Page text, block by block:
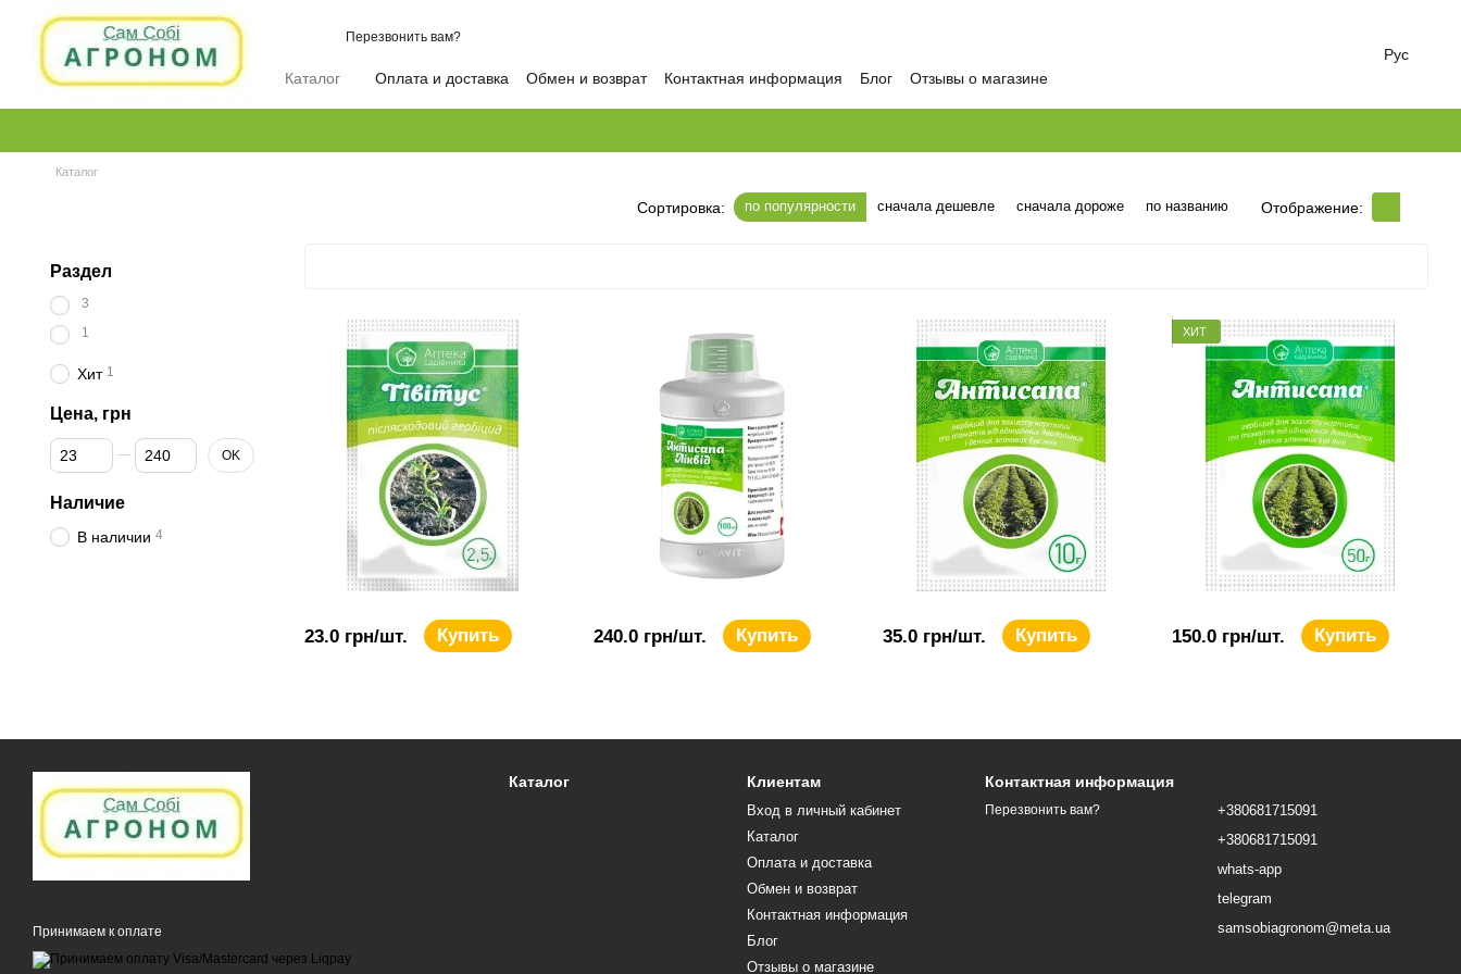
Перейти к основному контенту
Перезвонить вам?
Каталог Оплата и доставка Обмен и возврат Контактная информация Блог Отзывы о магазине
Рус
Каталог
Сортировка: по популярности сначала дешевле сначала дороже по названию Отображение:
23.0 грн/шт. Купить 240.0 грн/шт. Купить 35.0 грн/шт. Купить
ХИТ
150.0 грн/шт. Купить
Раздел
3
1
Хит 1
Цена, грн
От Цена, грн
До Цена, грн OK
Наличие
В наличии 4
Принимаем к оплате
Каталог Клиентам
Вход в личный кабинет
Каталог
Оплата и доставка
Обмен и возврат
Контактная информация
Блог
Отзывы о магазине
Контактная информация
Перезвонить вам?
+380681715091
+380681715091
whats-app
telegram
samsobiagronom@meta.ua